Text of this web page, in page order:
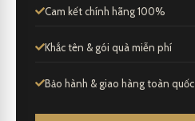
Cam kết chính hãng 100%
Khắc tên & gói quà miễn phí
Bảo hành & giao hàng toàn quốc